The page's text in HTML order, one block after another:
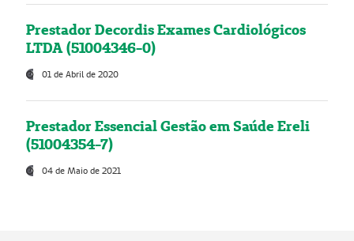
Prestador Decordis Exames Cardiológicos
LTDA (51004346-0)
01 de Abril de 2020
Prestador Essencial Gestão em Saúde Ereli
(51004354-7)
04 de Maio de 2021